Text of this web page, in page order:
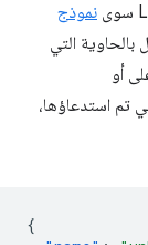
نموذج
التي
أو
تم استدعاؤها،
{